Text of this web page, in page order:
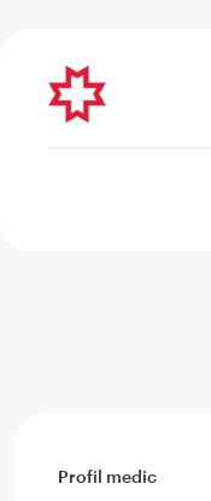
Profil medic